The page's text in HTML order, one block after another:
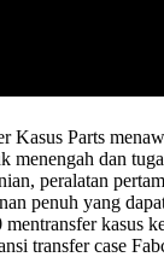
Kasus Parts
menengah dan
peralatan
penuh yang
kasus
transfer case